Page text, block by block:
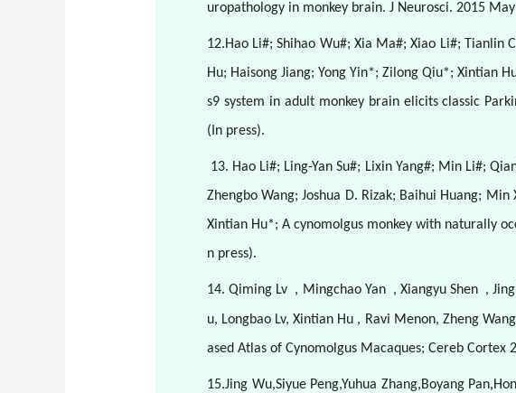
uropathology in monkey brain. J Neurosci. 2015
12.Hao Li#; Shihao Wu#; Xia Ma#; Xiao Li#; Tianlin
Hu; Haisong Jiang; Yong Yin*; Zilong Qiu*; Xintian
s9 system in adult monkey brain elicits classic
(In press).
13. Hao Li#; Ling-Yan Su#; Lixin Yang#; Min Li#;
Zhengbo Wang; Joshua D. Rizak; Baihui Huang;
Xintian Hu*; A cynomolgus monkey with naturally
n press).
14. Qiming Lv , Mingchao Yan , Xiangyu Shen ,
u, Longbao Lv, Xintian Hu , Ravi Menon, Zheng Wang
ased Atlas of Cynomolgus Macaques; Cereb Cortex
15.Jing Wu,Siyue Peng,Yuhua Zhang,Boyang